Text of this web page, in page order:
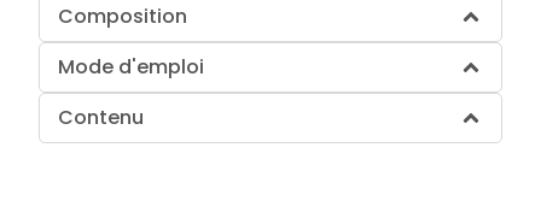
Composition
Mode d'emploi
Contenu